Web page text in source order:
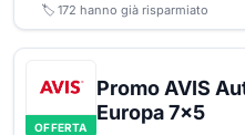
🏷️ 172 hanno già risparmiato
OFFERTA
Promo AVIS
Europa 7x5